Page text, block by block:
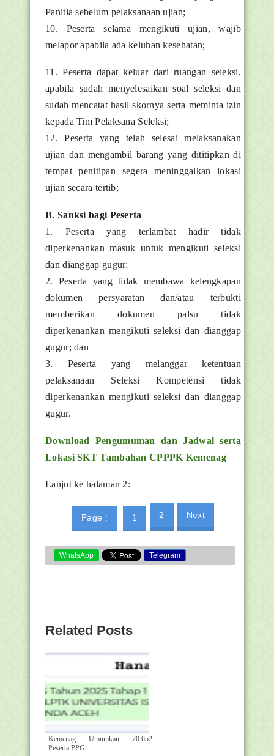
Panitia sebelum pelaksanaan ujian;
10. Peserta selama mengikuti ujian, wajib
melapor apabila ada keluhan kesehatan;
11. Peserta dapat keluar dari ruangan seleksi,
apabila sudah menyelesaikan soal seleksi dan
sudah mencatat hasil skornya serta meminta izin
kepada Tim Pelaksana Seleksi;
12. Peserta yang telah selesai melaksanakan
ujian dan mengambil barang yang dititipkan di
tempat penitipan segera meninggalkan lokasi
ujian secara tertib;
B. Sanksi bagi Peserta
1. Peserta yang terlambat hadir tidak
diperkenankan masuk untuk mengikuti seleksi
dan dianggap gugur;
2. Peserta yang tidak membawa kelengkapan
dokumen persyaratan dan/atau terbukti
memberikan dokumen palsu tidak
diperkenankan mengikuti seleksi dan dianggap
gugur; dan
3. Peserta yang melanggar ketentuan
pelaksanaan Seleksi Kompetensi tidak
diperkenankan mengikuti seleksi dan dianggap
gugur.
Download Pengumuman dan Jadwal serta
Lokasi SKT Tambahan CPPPK Kemenag
Lanjut ke halaman 2:
Page : 1 2 Next
WhatsApp Telegram
Related Posts
Kemenag Umumkan 70.652
Peserta PPG ...